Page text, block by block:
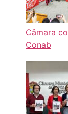
Câmara
Conab